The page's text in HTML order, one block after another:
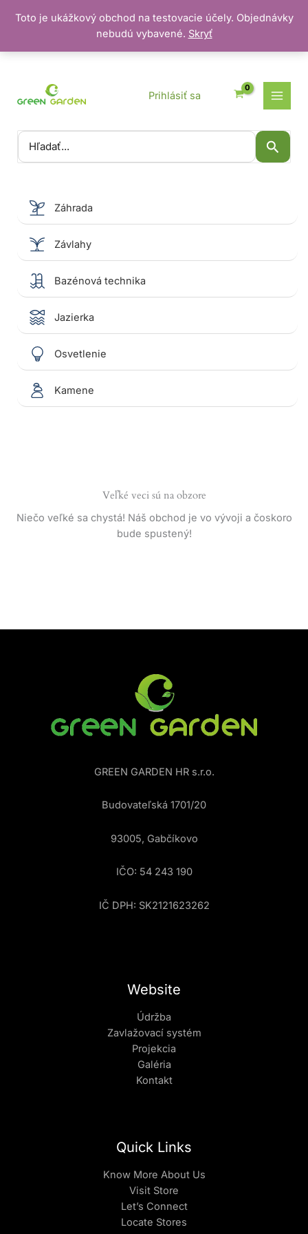
Toto je ukážkový obchod na testovacie účely. Objednávky
nebudú vybavené. Skryť
Vyhľadať:
Prihlásiť sa
Záhrada
Závlahy
Bazénová technika
Jazierka
Osvetlenie
Kamene
Veľké veci sú na obzore
Niečo veľké sa chystá! Náš obchod je vo vývoji a čoskoro
bude spustený!
GREEN GARDEN HR s.r.o.
Budovateľská 1701/20
93005, Gabčíkovo
IČO: 54 243 190
IČ DPH: SK2121623262
Website
Údržba
Zavlažovací systém
Projekcia
Galéria
Kontakt
Quick Links
Know More About Us
Visit Store
Let’s Connect
Locate Stores